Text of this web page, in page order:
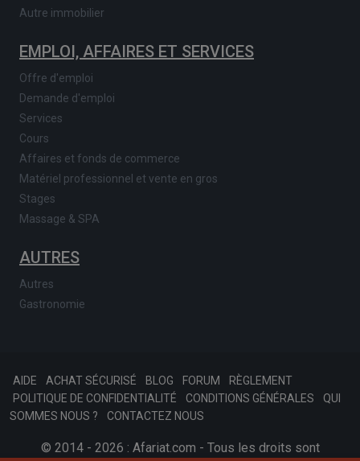
Autre immobilier
EMPLOI, AFFAIRES ET SERVICES
Offre d'emploi
Demande d'emploi
Services
Cours
Affaires et fonds de commerce
Matériel professionnel et vente en gros
Stages
Massage & SPA
AUTRES
Autres
Gastronomie
AIDE ACHAT SÉCURISÉ BLOG FORUM
RÈGLEMENT
POLITIQUE DE CONFIDENTIALITÉ
CONDITIONS GÉNÉRALES
QUI
SOMMES NOUS ?
CONTACTEZ NOUS
© 2014 - 2026 : Afariat.com - Tous les droits sont